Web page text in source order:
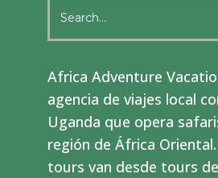
for:
Africa Adventure
agencia de viajes local
Uganda que opera
región de África
tours van desde tours